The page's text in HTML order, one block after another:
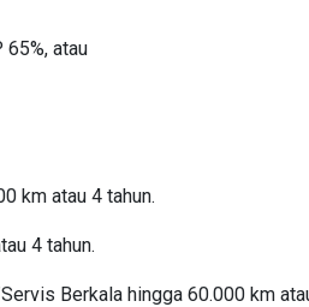
65%, atau
km atau 4 tahun.
4 tahun.
Berkala hingga 60.000 km